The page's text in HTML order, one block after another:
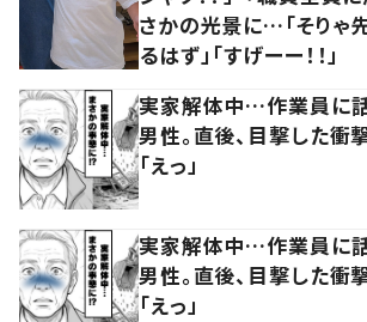
さかの光景に…「そりゃ
るはず」「すげーー！！」
実家解体中…作業員に
男性。直後、目撃した
「えっ」
実家解体中…作業員に
男性。直後、目撃した
「えっ」